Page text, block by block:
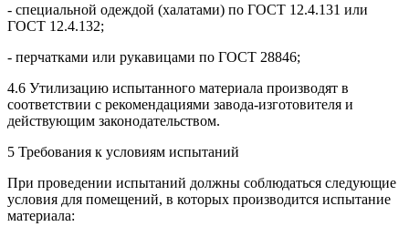
- специальной одеждой (халатами) по ГОСТ 12.4.131 или
ГОСТ 12.4.132;
- перчатками или рукавицами по ГОСТ 28846;
4.6 Утилизацию испытанного материала производят в
соответствии с рекомендациями завода-изготовителя и
действующим законодательством.
5 Требования к условиям испытаний
При проведении испытаний должны соблюдаться следующие
условия для помещений, в которых производится испытание
материала: